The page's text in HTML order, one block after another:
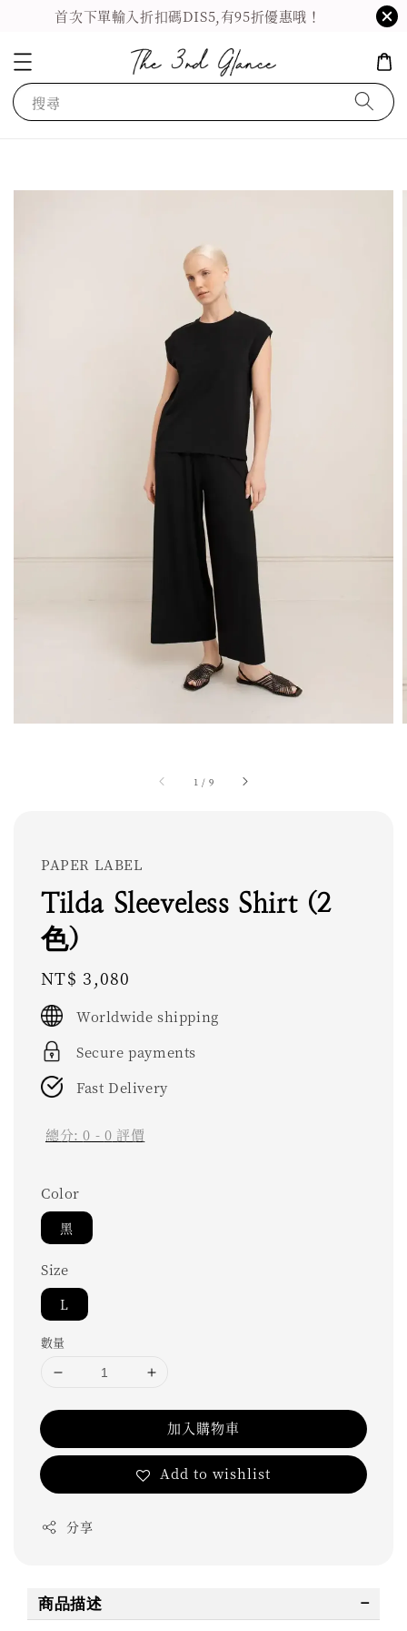
首次下單輸入折扣碼DIS5,有95折優惠哦！
搜尋
1 / 9
PAPER LABEL
Tilda Sleeveless Shirt (2
色)
Regular
price
NT$ 3,080
Worldwide shipping
Secure payments
Fast Delivery
總分:0 - 0 評價
Color
黑
Size
L
數量
加入購物車
Add to wishlist
分享
商品描述